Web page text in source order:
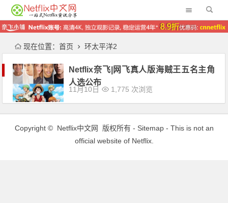
现在位置： 首页 环太平洋2
Netflix奈飞|网飞真人版海贼王五名主角
人选公布
11月10日 1,775 次浏览
Copyright © Netflix中文网 版权所有 - Sitemap- This is not an
official website of Netflix.